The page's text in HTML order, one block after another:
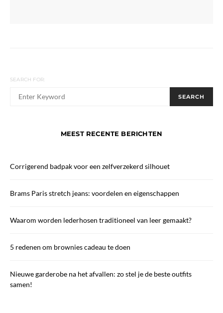
SEARCH FOR:
When autocomplete results are available use up and down
SEARCH
MEEST RECENTE BERICHTEN
Corrigerend badpak voor een zelfverzekerd silhouet
Brams Paris stretch jeans: voordelen en eigenschappen
Waarom worden lederhosen traditioneel van leer gemaakt?
5 redenen om brownies cadeau te doen
Nieuwe garderobe na het afvallen: zo stel je de beste outfits
samen!